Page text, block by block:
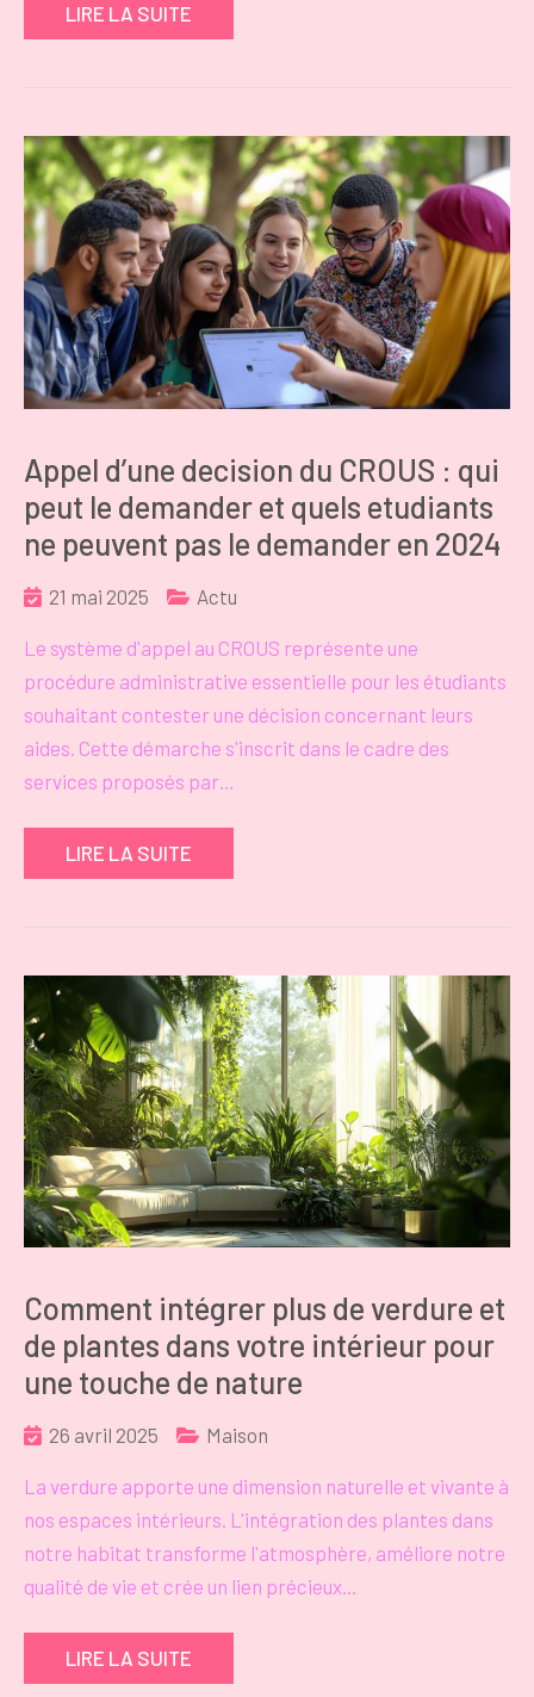
LIRE LA SUITE
Appel d’une decision du CROUS : qui
peut le demander et quels etudiants
ne peuvent pas le demander en 2024
21 mai 2025 Actu
Le système d'appel au CROUS représente une
procédure administrative essentielle pour les étudiants
souhaitant contester une décision concernant leurs
aides. Cette démarche s'inscrit dans le cadre des
services proposés par…
LIRE LA SUITE
Comment intégrer plus de verdure et
de plantes dans votre intérieur pour
une touche de nature
26 avril 2025 Maison
La verdure apporte une dimension naturelle et vivante à
nos espaces intérieurs. L'intégration des plantes dans
notre habitat transforme l'atmosphère, améliore notre
qualité de vie et crée un lien précieux…
LIRE LA SUITE